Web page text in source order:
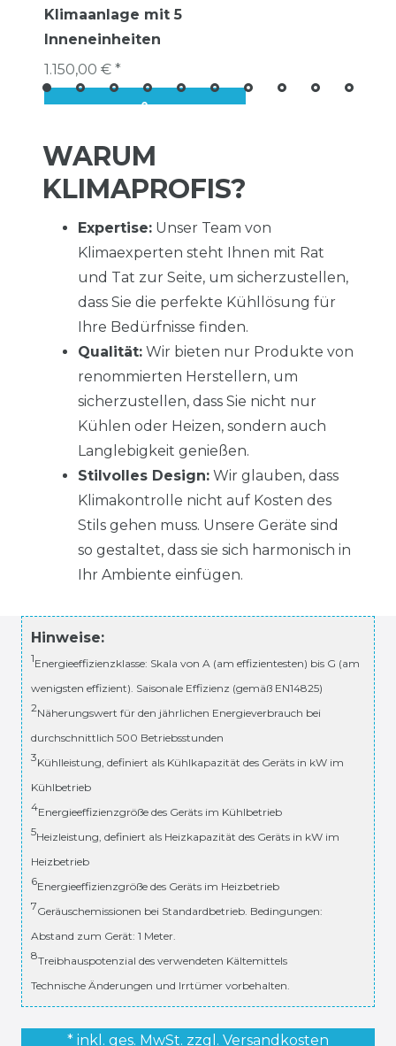
Klimaanlage mit 5
Inneneinheiten
1.150,00 € *
WARUM
KLIMAPROFIS?
Expertise: Unser Team von
Klimaexperten steht Ihnen mit Rat
und Tat zur Seite, um sicherzustellen,
dass Sie die perfekte Kühllösung für
Ihre Bedürfnisse finden.
Qualität: Wir bieten nur Produkte von
renommierten Herstellern, um
sicherzustellen, dass Sie nicht nur
Kühlen oder Heizen, sondern auch
Langlebigkeit genießen.
Stilvolles Design: Wir glauben, dass
Klimakontrolle nicht auf Kosten des
Stils gehen muss. Unsere Geräte sind
so gestaltet, dass sie sich harmonisch in
Ihr Ambiente einfügen.
Hinweise:
1Energieeffizienzklasse: Skala von A (am effizientesten) bis G (am
wenigsten effizient). Saisonale Effizienz (gemäß EN14825)
2Näherungswert für den jährlichen Energieverbrauch bei
durchschnittlich 500 Betriebsstunden
3Kühlleistung, definiert als Kühlkapazität des Geräts in kW im
Kühlbetrieb
4Energieeffizienzgröße des Geräts im Kühlbetrieb
5Heizleistung, definiert als Heizkapazität des Geräts in kW im
Heizbetrieb
6Energieeffizienzgröße des Geräts im Heizbetrieb
7Geräuschemissionen bei Standardbetrieb. Bedingungen:
Abstand zum Gerät: 1 Meter.
8Treibhauspotenzial des verwendeten Kältemittels
Technische Änderungen und Irrtümer vorbehalten.
* inkl. ges. MwSt. zzgl. Versandkosten